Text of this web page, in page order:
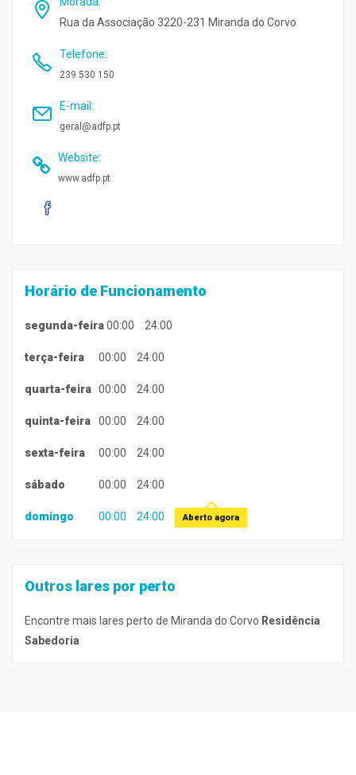
Rua da Associação 3220-231 Miranda do Corvo
Telefone:
239 530 150
E-mail :
geral@adfp.pt
Website:
www.adfp.pt
Horário de Funcionamento
segunda-feira00:00 24:00
terça-feira 00:00 24:00
quarta-feira 00:00 24:00
quinta-feira 00:00 24:00
sexta-feira 00:00 24:00
sábado 00:00 24:00
domingo 00:00 24:00 Aberto agora
Outros lares por perto
Encontre mais lares perto de Miranda do Corvo Residência
Sabedoria